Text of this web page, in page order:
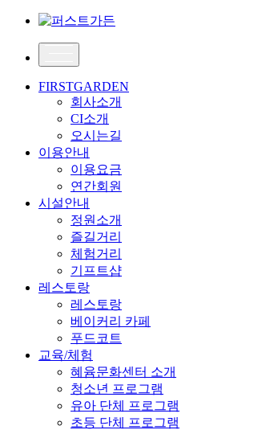
FIRSTGARDEN
회사소개
CI소개
오시는길
이용안내
이용요금
연간회원
시설안내
정원소개
즐길거리
체험거리
기프트샵
레스토랑
레스토랑
베이커리 카페
푸드코트
교육/체험
혜윰문화센터 소개
청소년 프로그램
유아 단체 프로그램
초등 단체 프로그램